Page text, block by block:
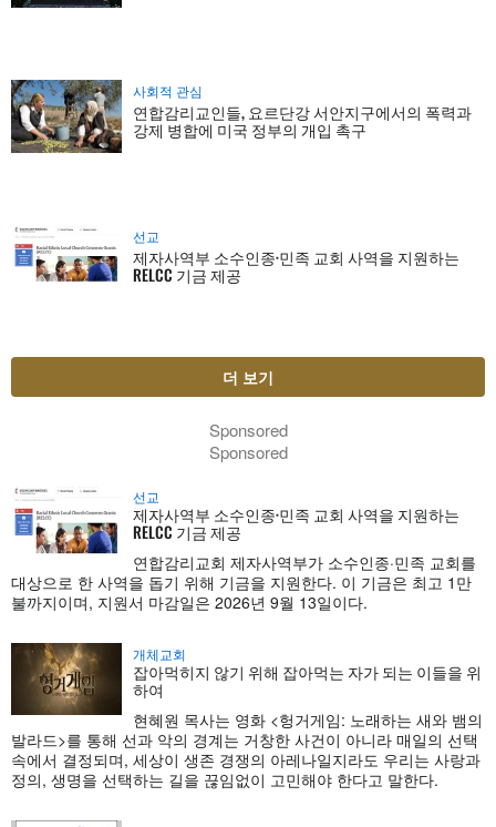
사회적 관심
연합감리교인들, 요르단강 서안지구에서의 폭력과
강제 병합에 미국 정부의 개입 촉구
선교
제자사역부 소수인종·민족 교회 사역을 지원하는
RELCC 기금 제공
더 보기
Sponsored
Sponsored
선교
제자사역부 소수인종·민족 교회 사역을 지원하는
RELCC 기금 제공
연합감리교회 제자사역부가 소수인종·민족 교회를
대상으로 한 사역을 돕기 위해 기금을 지원한다. 이 기금은 최고 1만
불까지이며, 지원서 마감일은 2026년 9월 13일이다.
개체교회
잡아먹히지 않기 위해 잡아먹는 자가 되는 이들을 위
하여
현혜원 목사는 영화 <헝거게임: 노래하는 새와 뱀의
발라드>를 통해 선과 악의 경계는 거창한 사건이 아니라 매일의 선택
속에서 결정되며, 세상이 생존 경쟁의 아레나일지라도 우리는 사랑과
정의, 생명을 선택하는 길을 끊임없이 고민해야 한다고 말한다.